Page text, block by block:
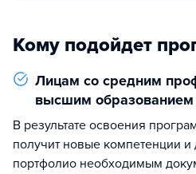
Кому подойдет
Лицам со средним
высшим образованием
В результате освоения программы обучающийся
получит новые компетенции и
портфолио необходимым